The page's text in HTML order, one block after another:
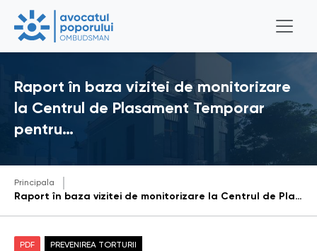
Raport în baza vizitei de monitorizare
la Centrul de Plasament Temporar
pentru…
Principala
Raport în baza vizitei de monitorizare la Centrul de Plasament Temporar pentru Persoane cu Dizabilități, municipiul Hîncești, efectuate la data de 5 decembrie 2025
PDF PREVENIREA TORTURII